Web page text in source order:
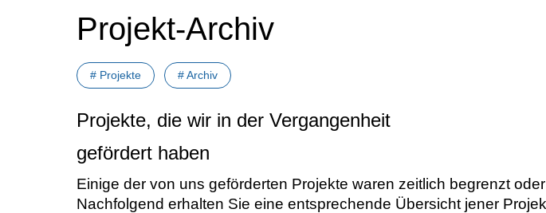
Projekt-Archiv
# Projekte # Archiv
Projekte, die wir in der Vergangenheit
gefördert haben
Einige der von uns geförderten Projekte waren zeitlich begrenzt
Nachfolgend erhalten Sie eine entsprechende Übersicht jener